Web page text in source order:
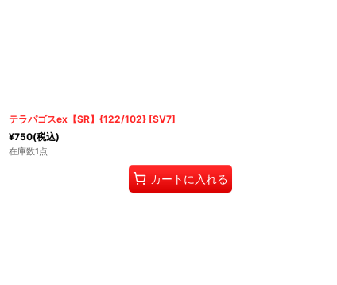
テラパゴスex【SR】{122/102} [SV7]
¥750(税込)
在庫数1点
カートに入れる